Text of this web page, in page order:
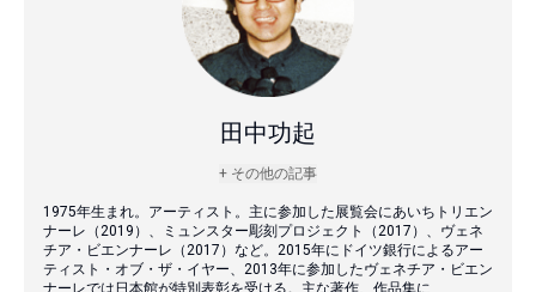
田中功起
+ その他の記事
1975年生まれ。アーティスト。主に参加した展覧会にあいちトリエン
ナーレ（2019）、ミュンスター彫刻プロジェクト（2017）、ヴェネ
チア・ビエンナーレ（2017）など。2015年にドイツ銀行によるアー
ティスト・オブ・ザ・イヤー、2013年に参加したヴェネチア・ビエン
ナーレでは日本館が特別表彰を受ける。主な著作、作品集に